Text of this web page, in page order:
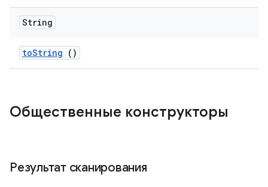
String
toString ()
Общественные конструкторы
Результат сканирования